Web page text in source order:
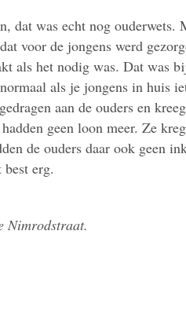
dat was echt nog ouderwets.
voor de jongens werd
als het nodig was. Dat was
als je jongens in huis
aan de ouders en
geen loon meer. Ze
de ouders daar ook geen
erg.
Nimrodstraat.